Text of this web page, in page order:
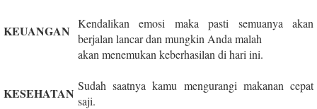
KEUANGAN Kendalikan emosi maka pasti semuanya akan
berjalan lancar dan mungkin Anda malah
akan menemukan keberhasilan di hari ini.
KESEHATAN Sudah saatnya kamu mengurangi makanan cepat
saji.